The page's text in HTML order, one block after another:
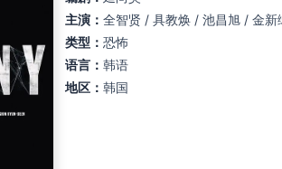
主演： 全智贤 / 具教焕 / 池昌旭 / 金
类型： 恐怖
语言： 韩语
地区： 韩国